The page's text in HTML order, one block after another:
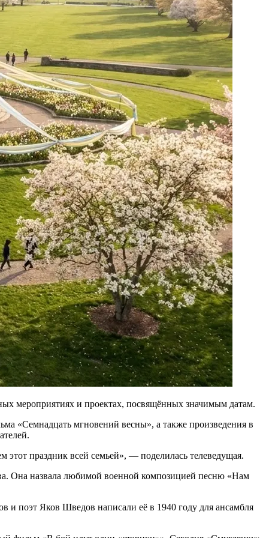
мероприятиях и проектах, посвящённых значимым датам.
«Семнадцать мгновений весны», а также произведения в
праздник всей семьей», — поделилась телеведущая.
Она назвала любимой военной композицией песню «Нам
и поэт Яков Шведов написали её в 1940 году для ансамбля